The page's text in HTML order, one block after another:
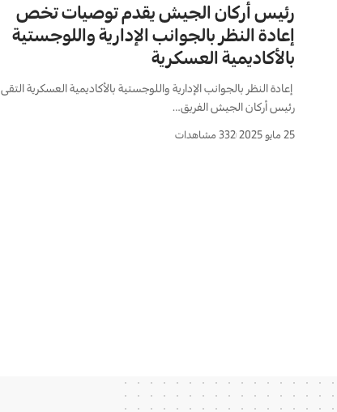
رئيس أركان الجيش يقدم توصيات تخص
إعادة النظر بالجوانب الإدارية واللوجستية
بالأكاديمية العسكرية
إعادة النظر بالجوانب الإدارية واللوجستية بالأكاديمية العسكرية التقى
رئيس أركان الجيش الفريق…
25 مايو 2025 332 مشاهدات